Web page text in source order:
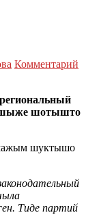
Комментарий
шотышто
шуктышо
Тиде партий